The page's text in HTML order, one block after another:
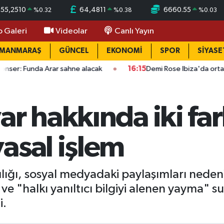
55,2510 %0.32 64,4811 %0.38 6660.55 %0.03
Galeri Videolar Canlı Yayın
GÜNCEL EKONOMİ SPOR
sahne alacak 16:15Demi Rose Ibiza'da ortaya çıktı: Son
hakkında iki
işlem
sosyal medyadaki paylaşımları
"halkı yanıltıcı bilgiyi alenen yayma"